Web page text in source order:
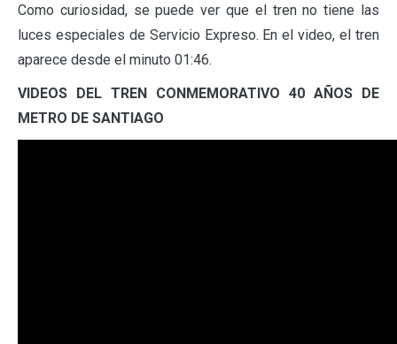
Como curiosidad, se puede ver que el tren no tiene las
luces especiales de Servicio Expreso. En el video, el tren
aparece desde el minuto 01:46.
VIDEOS DEL TREN CONMEMORATIVO 40 AÑOS DE
METRO DE SANTIAGO